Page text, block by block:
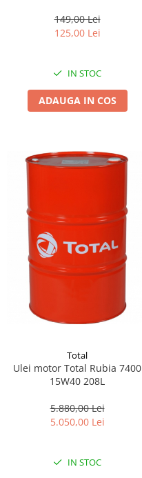
149,00 Lei
125,00 Lei
IN STOC
ADAUGA IN COS
Total
Ulei motor Total Rubia 7400
15W40 208L
5.880,00 Lei
5.050,00 Lei
IN STOC